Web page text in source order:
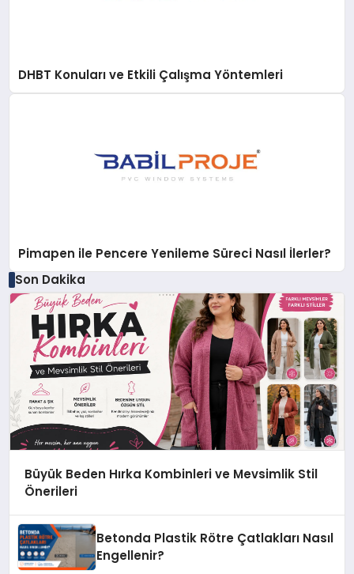
DHBT Konuları ve Etkili Çalışma Yöntemleri
Pimapen ile Pencere Yenileme Süreci Nasıl İlerler?
Son Dakika
Büyük Beden Hırka Kombinleri ve Mevsimlik Stil
Önerileri
Betonda Plastik Rötre Çatlakları Nasıl
Engellenir?